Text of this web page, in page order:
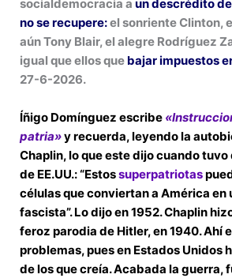
socialdemocracia aun descrédito
no se recupere:el sonriente Clinton,
aún Tony Blair, el alegre Rodríguez
igual que ellos que bajar impuestos
27-6-2026.
Íñigo Domínguez escribe
patria»y recuerda, leyendo la
Chaplin, lo que este dijo cuando
de EE.UU.: “Estossuperpatriotas
células que conviertan a América en
fascista”. Lo dijo en 1952. Chaplin
feroz parodia de Hitler, en 1940. Ahí
problemas, pues en Estados Unidos
de los que creía. Acabada la guerra,